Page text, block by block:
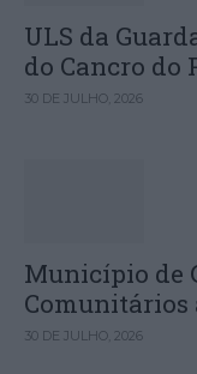
ULS da
do Cancro do
30 DE JULHO, 2026
Município de
Comunitários
30 DE JULHO, 2026